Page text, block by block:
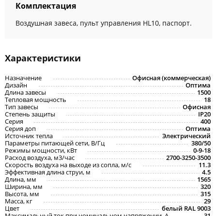
Комплектация
Воздушная завеса, пульт управления HL10, паспорт.
Характеристики
Назначение
Офисная (коммерческая)
Дизайн
Оптима
Длина завесы
1500
Тепловая мощность
18
Тип завесы
Офисная
Степень защиты
IP20
Серия
400
Серия доп
Оптима
Источник тепла
Электрический
Параметры питающей сети, В/Гц
380/50
Режимы мощности, кВт
0-9-18
Расход воздуха, м3/час
2700-3250-3500
Скорость воздуха на выходе из сопла, м/с
11.3
Эффективная длина струи, м
4.5
Длина, мм
1565
Ширина, мм
320
Высота, мм
315
Масса, кг
29
Цвет
белый RAL 9003